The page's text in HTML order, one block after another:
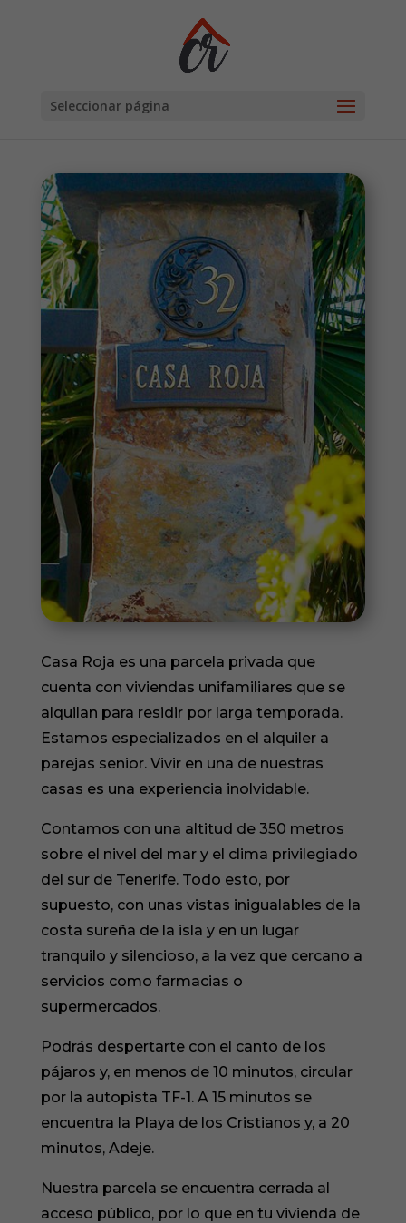
Seleccionar página
Casa Roja es una parcela privada que
cuenta con viviendas unifamiliares que se
alquilan para residir por larga temporada.
Estamos especializados en el alquiler a
parejas senior. Vivir en una de nuestras
casas es una experiencia inolvidable.
Contamos con una altitud de 350 metros
sobre el nivel del mar y el clima privilegiado
del sur de Tenerife. Todo esto, por
supuesto, con unas vistas inigualables de la
costa sureña de la isla y en un lugar
tranquilo y silencioso, a la vez que cercano a
servicios como farmacias o
supermercados.
Podrás despertarte con el canto de los
pájaros y, en menos de 10 minutos, circular
por la autopista TF-1. A 15 minutos se
encuentra la Playa de los Cristianos y, a 20
minutos, Adeje.
Nuestra parcela se encuentra cerrada al
acceso público, por lo que en tu vivienda de